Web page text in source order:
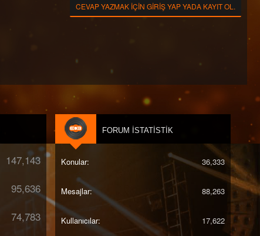
CEVAP YAZMAK IÇIN GIRIŞ YAP YADA KAYIT OL.
147,143
95,636
74,783
FORUM İSTATISTIK
Konular 36,333
Mesajlar 88,263
Kullanıcılar 17,622